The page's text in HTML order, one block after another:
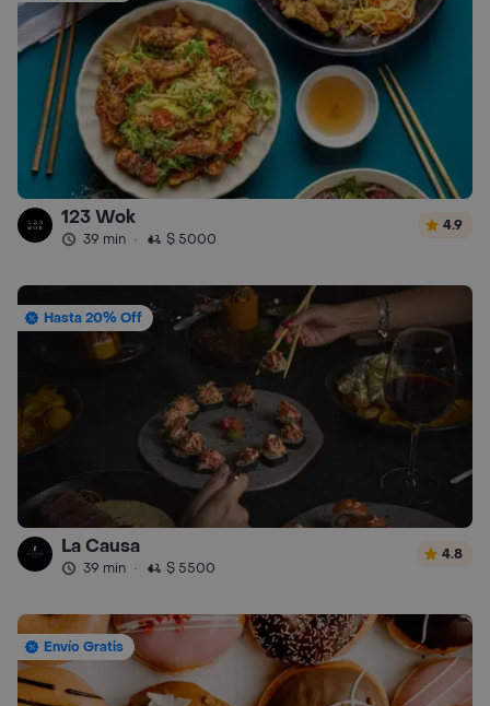
123 Wok
39 min · $ 5000
4.9
Hasta 20% Off
La Causa
39 min · $ 5500
4.8
Envío Gratis